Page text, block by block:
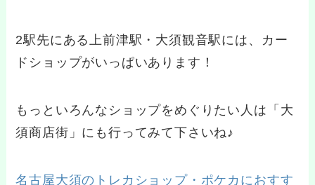
2駅先にある上前津駅・大須観音駅には、カー
ドショップがいっぱいあります！
もっといろんなショップをめぐりたい人は「大
須商店街」にも行ってみて下さいね♪
名古屋大須のトレカショップ・ポケカにおすす